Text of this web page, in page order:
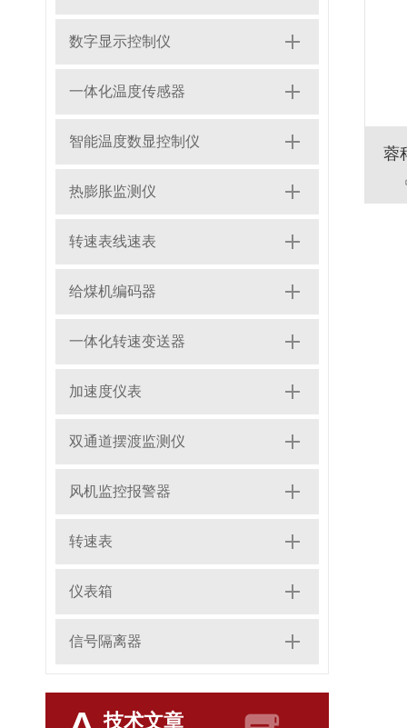
数字显示控制仪
一体化温度传感器
智能温度数显控制仪
热膨胀监测仪
转速表线速表
给煤机编码器
一体化转速变送器
加速度仪表
双通道摆渡监测仪
风机监控报警器
转速表
仪表箱
信号隔离器
技术文章